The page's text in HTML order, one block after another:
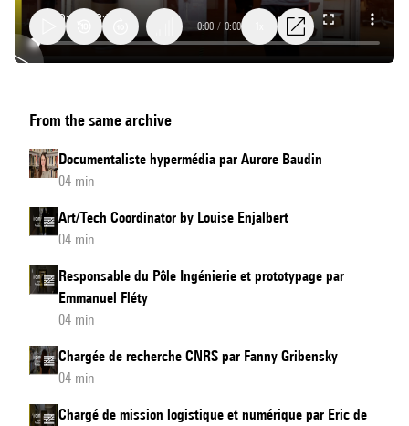
Director
by
Nicolas
0:00 / 0:00
From the same archive
Documentaliste hypermédia par Aurore Baudin
04 min
Art/Tech Coordinator by Louise Enjalbert
04 min
Responsable du Pôle Ingénierie et prototypage par
Emmanuel Fléty
04 min
Chargée de recherche CNRS par Fanny Gribensky
04 min
Chargé de mission logistique et numérique par Eric de